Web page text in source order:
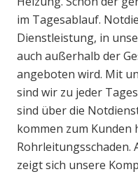
im Tagesablauf.
Dienstleistung, in
auch außerhalb der
angeboten wird. Mit
sind wir zu jeder
sind über die
kommen zum Kunden
Rohrleitungsschaden.
zeigt sich unsere